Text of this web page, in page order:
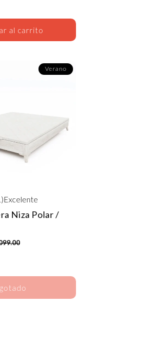
al carrito
Verano
Niza Polar /